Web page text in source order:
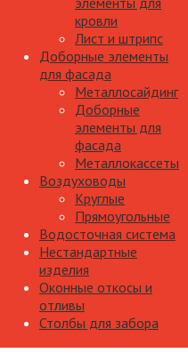
кровли
Лист и штрипс
Доборные элементы
для фасада
Металлосайдинг
Доборные
элементы для
фасада
Металлокассеты
Воздуховоды
Круглые
Прямоугольные
Водосточная система
Нестандартные
изделия
Оконные откосы и
отливы
Столбы для забора